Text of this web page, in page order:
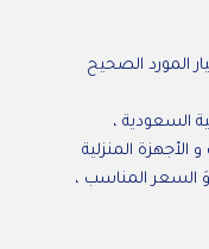
المورد الصحيح
العربية السعودية ،
المنزلية
وَ السعر المناسب ،